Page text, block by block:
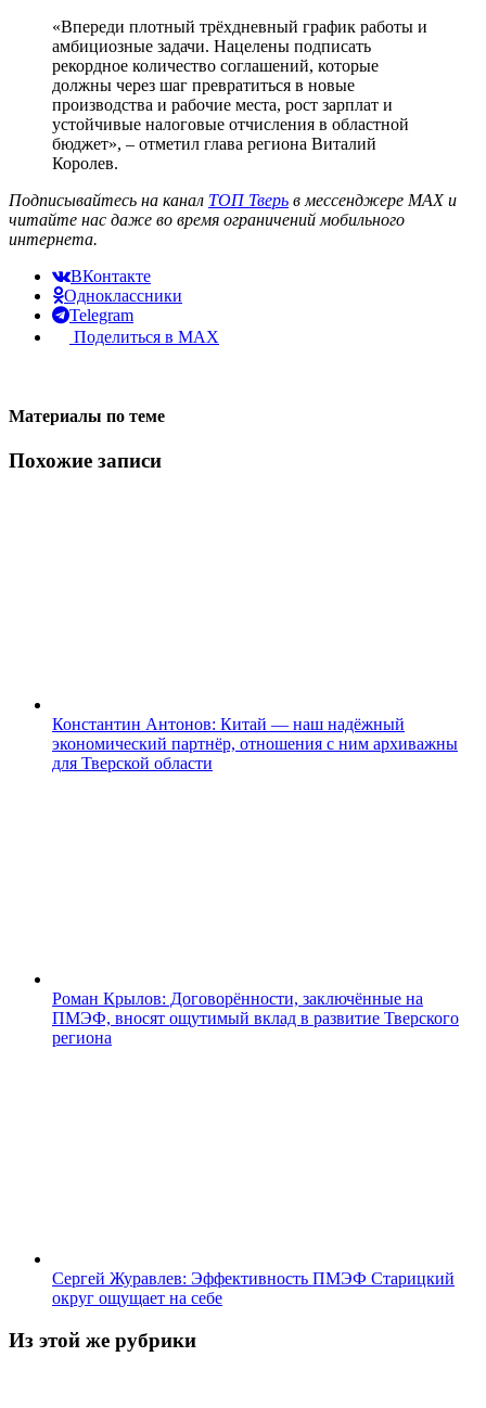
«Впереди плотный трёхдневный график работы и
амбициозные задачи. Нацелены подписать
рекордное количество соглашений, которые
должны через шаг превратиться в новые
производства и рабочие места, рост зарплат и
устойчивые налоговые отчисления в областной
бюджет», – отметил глава региона Виталий
Королев.
Подписывайтесь на канал ТОП Тверь в мессенджере MAX и
читайте нас даже во время ограничений мобильного
интернета.
ВКонтакте
Одноклассники
Telegram
Поделиться в MAX
Материалы по теме
Похожие записи
Константин Антонов: Китай — наш надёжный
экономический партнёр, отношения с ним архиважны
для Тверской области
Роман Крылов: Договорённости, заключённые на
ПМЭФ, вносят ощутимый вклад в развитие Тверского
региона
Сергей Журавлев: Эффективность ПМЭФ Старицкий
округ ощущает на себе
Из этой же рубрики